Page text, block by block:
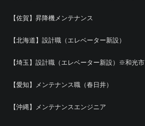
【佐賀】昇降機メンテナンス
【北海道】設計職（エレベーター新設）
【埼玉】設計職（エレベーター新設）※和光市
【愛知】メンテナンス職（春日井）
【沖縄】メンテナンスエンジニア